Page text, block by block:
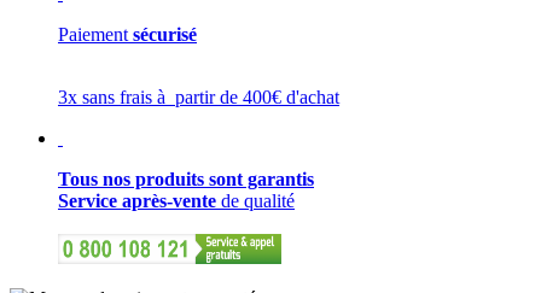
Paiement sécurisé
3x sans frais à partir de 400€ d'achat
Tous nos produits sont garantis
Service après-vente de qualité